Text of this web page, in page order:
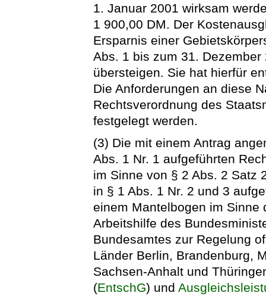
1. Januar 2001 wirksam
1 900,00 DM. Der
Ersparnis einer
Abs. 1 bis zum 31.
übersteigen. Sie hat hierfür
Die Anforderungen an diese
Rechtsverordnung des
festgelegt werden.
(3) Die mit einem Antrag
Abs. 1 Nr. 1 aufgeführten
im Sinne von § 2 Abs. 2 Satz
in § 1 Abs. 1 Nr. 2 und 3
einem Mantelbogen im Sinne
Arbeitshilfe des
Bundesamtes zur Regelung
Länder Berlin, Brandenburg,
Sachsen-Anhalt und
(EntschG) und